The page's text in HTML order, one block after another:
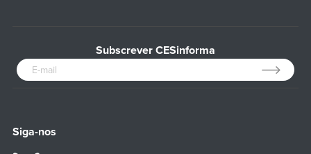
Subscrever CESinforma
Siga-nos